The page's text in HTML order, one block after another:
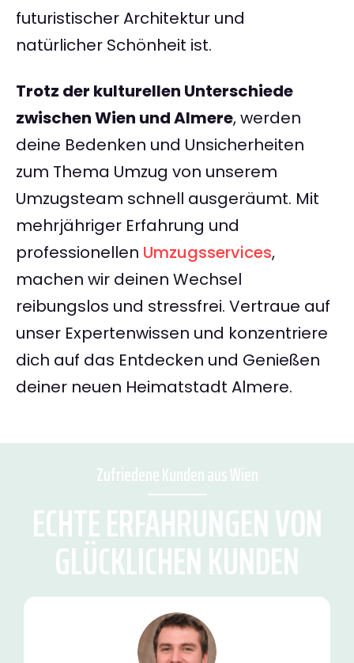
futuristischer Architektur und
natürlicher Schönheit ist.
Trotz der kulturellen Unterschiede
zwischen Wien und Almere, werden
deine Bedenken und Unsicherheiten
zum Thema Umzug von unserem
Umzugsteam schnell ausgeräumt. Mit
mehrjähriger Erfahrung und
professionellen Umzugsservices,
machen wir deinen Wechsel
reibungslos und stressfrei. Vertraue auf
unser Expertenwissen und konzentriere
dich auf das Entdecken und Genießen
deiner neuen Heimatstadt Almere.
Zufriedene Kunden aus Wien
ECHTE ERFAHRUNGEN VON
GLÜCKLICHEN KUNDEN